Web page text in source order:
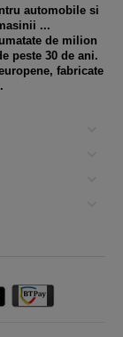
automobile si
...
de milion
peste 30 de ani.
fabricate